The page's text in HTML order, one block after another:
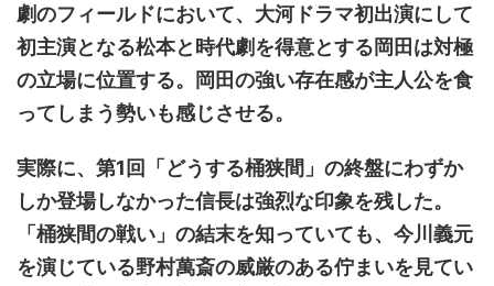
劇のフィールドにおいて、大河ドラマ初出演にして
初主演となる松本と時代劇を得意とする岡田は対極
の立場に位置する。岡田の強い存在感が主人公を食
ってしまう勢いも感じさせる。
実際に、第1回「どうする桶狭間」の終盤にわずか
しか登場しなかった信長は強烈な印象を残した。
「桶狭間の戦い」の結末を知っていても、今川義元
を演じている野村萬斎の威厳のある佇まいを見てい